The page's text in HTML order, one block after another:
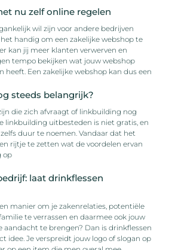
nu zelf online regelen
wil zijn voor andere bedrijven
handig om een zakelijke webshop te
kan jij meer klanten verwerven en
tempo bekijken wat jouw webshop
heeft. Een zakelijke webshop kan dus een
steeds belangrijk?
die zich afvraagt of linkbuilding nog
linkbuilding uitbesteden is niet gratis, en
duur te noemen. Vandaar dat het
rijtje te zetten wat de voordelen ervan
op
laat drinkflessen
manier om je zakenrelaties, potentiële
te verrassen en daarmee ook jouw
aandacht te brengen? Dan is drinkflessen
idee. Je verspreidt jouw logo of slogan op